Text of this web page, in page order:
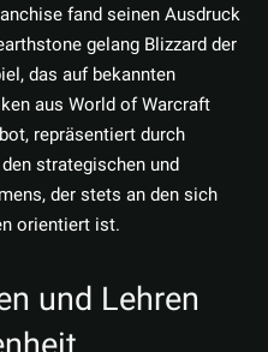
fand seinen Ausdruck
gelang Blizzard der
das auf bekannten
aus World of Warcraft
repräsentiert durch
strategischen und
der stets an den sich
orientiert ist.
und Lehren